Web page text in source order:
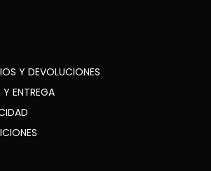
41 91 63
Y DEVOLUCIONES
ENTREGA